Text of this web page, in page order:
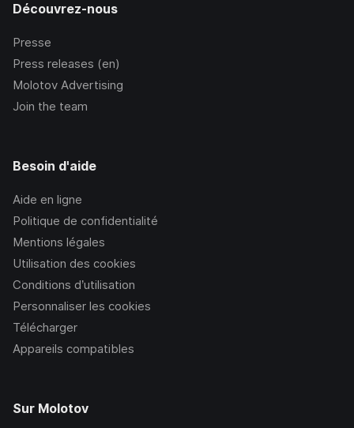
Découvrez-nous
Presse
Press releases (en)
Molotov Advertising
Join the team
Besoin d'aide
Aide en ligne
Politique de confidentialité
Mentions légales
Utilisation des cookies
Conditions d’utilisation
Personnaliser les cookies
Télécharger
Appareils compatibles
Sur Molotov